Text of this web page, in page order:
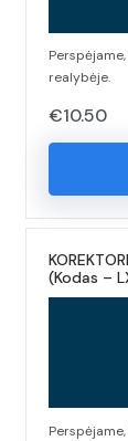
realybėje.
€10.50
(Kodas –